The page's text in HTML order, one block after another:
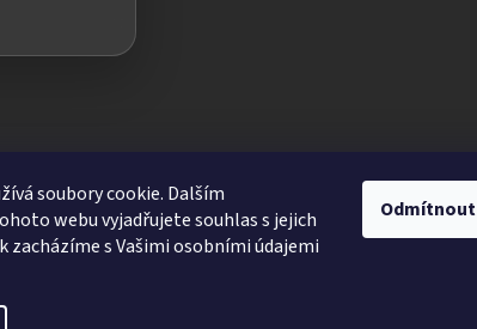
soubory cookie. Dalším
webu vyjadřujete souhlas s jejich
zacházíme s Vašimi osobními údajemi
Odmítnout
nastavení cookies